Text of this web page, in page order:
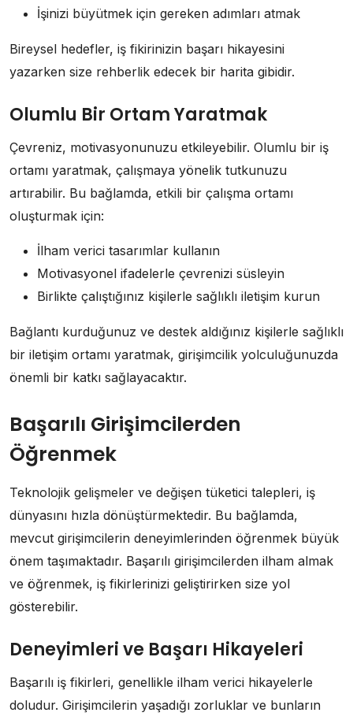
İşinizi büyütmek için gereken adımları atmak
Bireysel hedefler, iş fikirinizin başarı hikayesini
yazarken size rehberlik edecek bir harita gibidir.
Olumlu Bir Ortam Yaratmak
Çevreniz, motivasyonunuzu etkileyebilir. Olumlu bir iş
ortamı yaratmak, çalışmaya yönelik tutkunuzu
artırabilir. Bu bağlamda, etkili bir çalışma ortamı
oluşturmak için:
İlham verici tasarımlar kullanın
Motivasyonel ifadelerle çevrenizi süsleyin
Birlikte çalıştığınız kişilerle sağlıklı iletişim kurun
Bağlantı kurduğunuz ve destek aldığınız kişilerle sağlıklı
bir iletişim ortamı yaratmak, girişimcilik yolculuğunuzda
önemli bir katkı sağlayacaktır.
Başarılı Girişimcilerden
Öğrenmek
Teknolojik gelişmeler ve değişen tüketici talepleri, iş
dünyasını hızla dönüştürmektedir. Bu bağlamda,
mevcut girişimcilerin deneyimlerinden öğrenmek büyük
önem taşımaktadır. Başarılı girişimcilerden ilham almak
ve öğrenmek, iş fikirlerinizi geliştirirken size yol
gösterebilir.
Deneyimleri ve Başarı Hikayeleri
Başarılı iş fikirleri, genellikle ilham verici hikayelerle
doludur. Girişimcilerin yaşadığı zorluklar ve bunların